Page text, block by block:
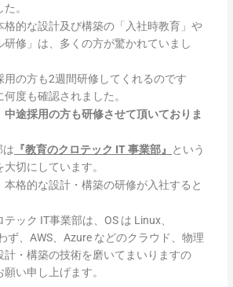
。
格的な設計及び構築の「入社時教育」や
研修」は、多くの方が驚かれていまし
用の方も2週間研修してくれるのです
度も確認されました。
中途採用の方も研修させて頂いておりま
は 『教育のクロテック IT 事業部』
という
切にしています。
格的な設計・構築の研修が入社すると
ック IT事業部は、OS は Linux、
ず、AWS、Azure などのクラウド、物理
計・構築の技術を磨いてまいりますの
い申し上げます。